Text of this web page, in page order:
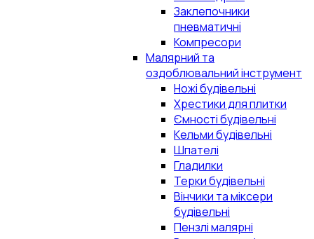
Заклепочники
пневматичні
Компресори
Малярний та
оздоблювальний інструмент
Ножі будівельні
Хрестики для плитки
Ємності будівельні
Кельми будівельні
Шпателі
Гладилки
Терки будівельні
Вінчики та міксери
будівельні
Пензлі малярні